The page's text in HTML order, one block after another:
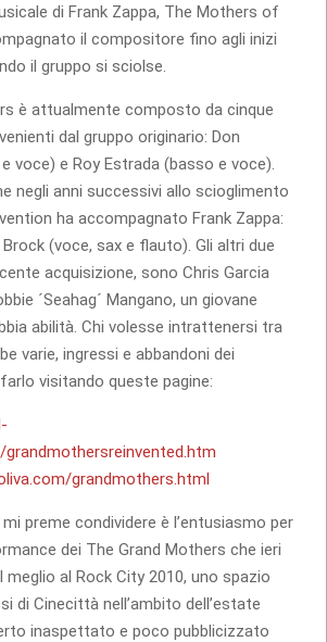
di Frank Zappa, The Mothers of
il compositore fino agli inizi
il gruppo si sciolse.
è attualmente composto da cinque
dal gruppo originario: Don
voce) e Roy Estrada (basso e voce).
negli anni successivi allo scioglimento
ha accompagnato Frank Zappa:
(voce, sax e flauto). Gli altri due
acquisizione, sono Chris Garcia
´Seahag´ Mangano, un giovane
abilità. Chi volesse intrattenersi tra
varie, ingressi e abbandoni dei
visitando queste pagine:
grandmothers.html
preme condividere è l’entusiasmo per
dei The Grand Mothers che ieri
al Rock City 2010, uno spazio
di Cinecittà nell’ambito dell’estate
inaspettato e poco pubblicizzato